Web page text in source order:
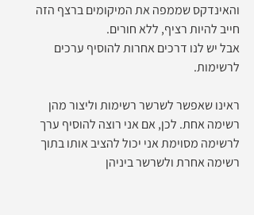
והאינדקס שממפה את המיקומים ברצף הזה
חייב להיות רציף, ללא חורים.
אבל יש לנו דרכים אחרות להוסיף ערכים
לרשימות.
ראינו שאפשר לשרשר רשימות וליצור מהן
רשימה אחת. לכן, אם אני רוצה להוסיף ערך
לרשימה מסוימת אני יכול להציב אותו בתוך
רשימה אחרת ולשרשר ביניהן